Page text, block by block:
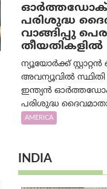
പരിശുദ്ധ
വാങ്ങിപ്പു
തീയതികളിൽ
ന്യൂയോർക്ക്
അവന്യൂവിൽ സ്ഥിതി
ഇന്ത്യൻ
പരിശുദ്ധ
AMERICA
INDIA